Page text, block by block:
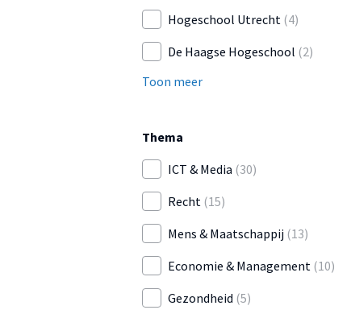
Hogeschool Utrecht (4)
De Haagse Hogeschool (2)
Toon meer
Thema
ICT & Media (30)
Recht (15)
Mens & Maatschappij (13)
Economie & Management (10)
Gezondheid (5)